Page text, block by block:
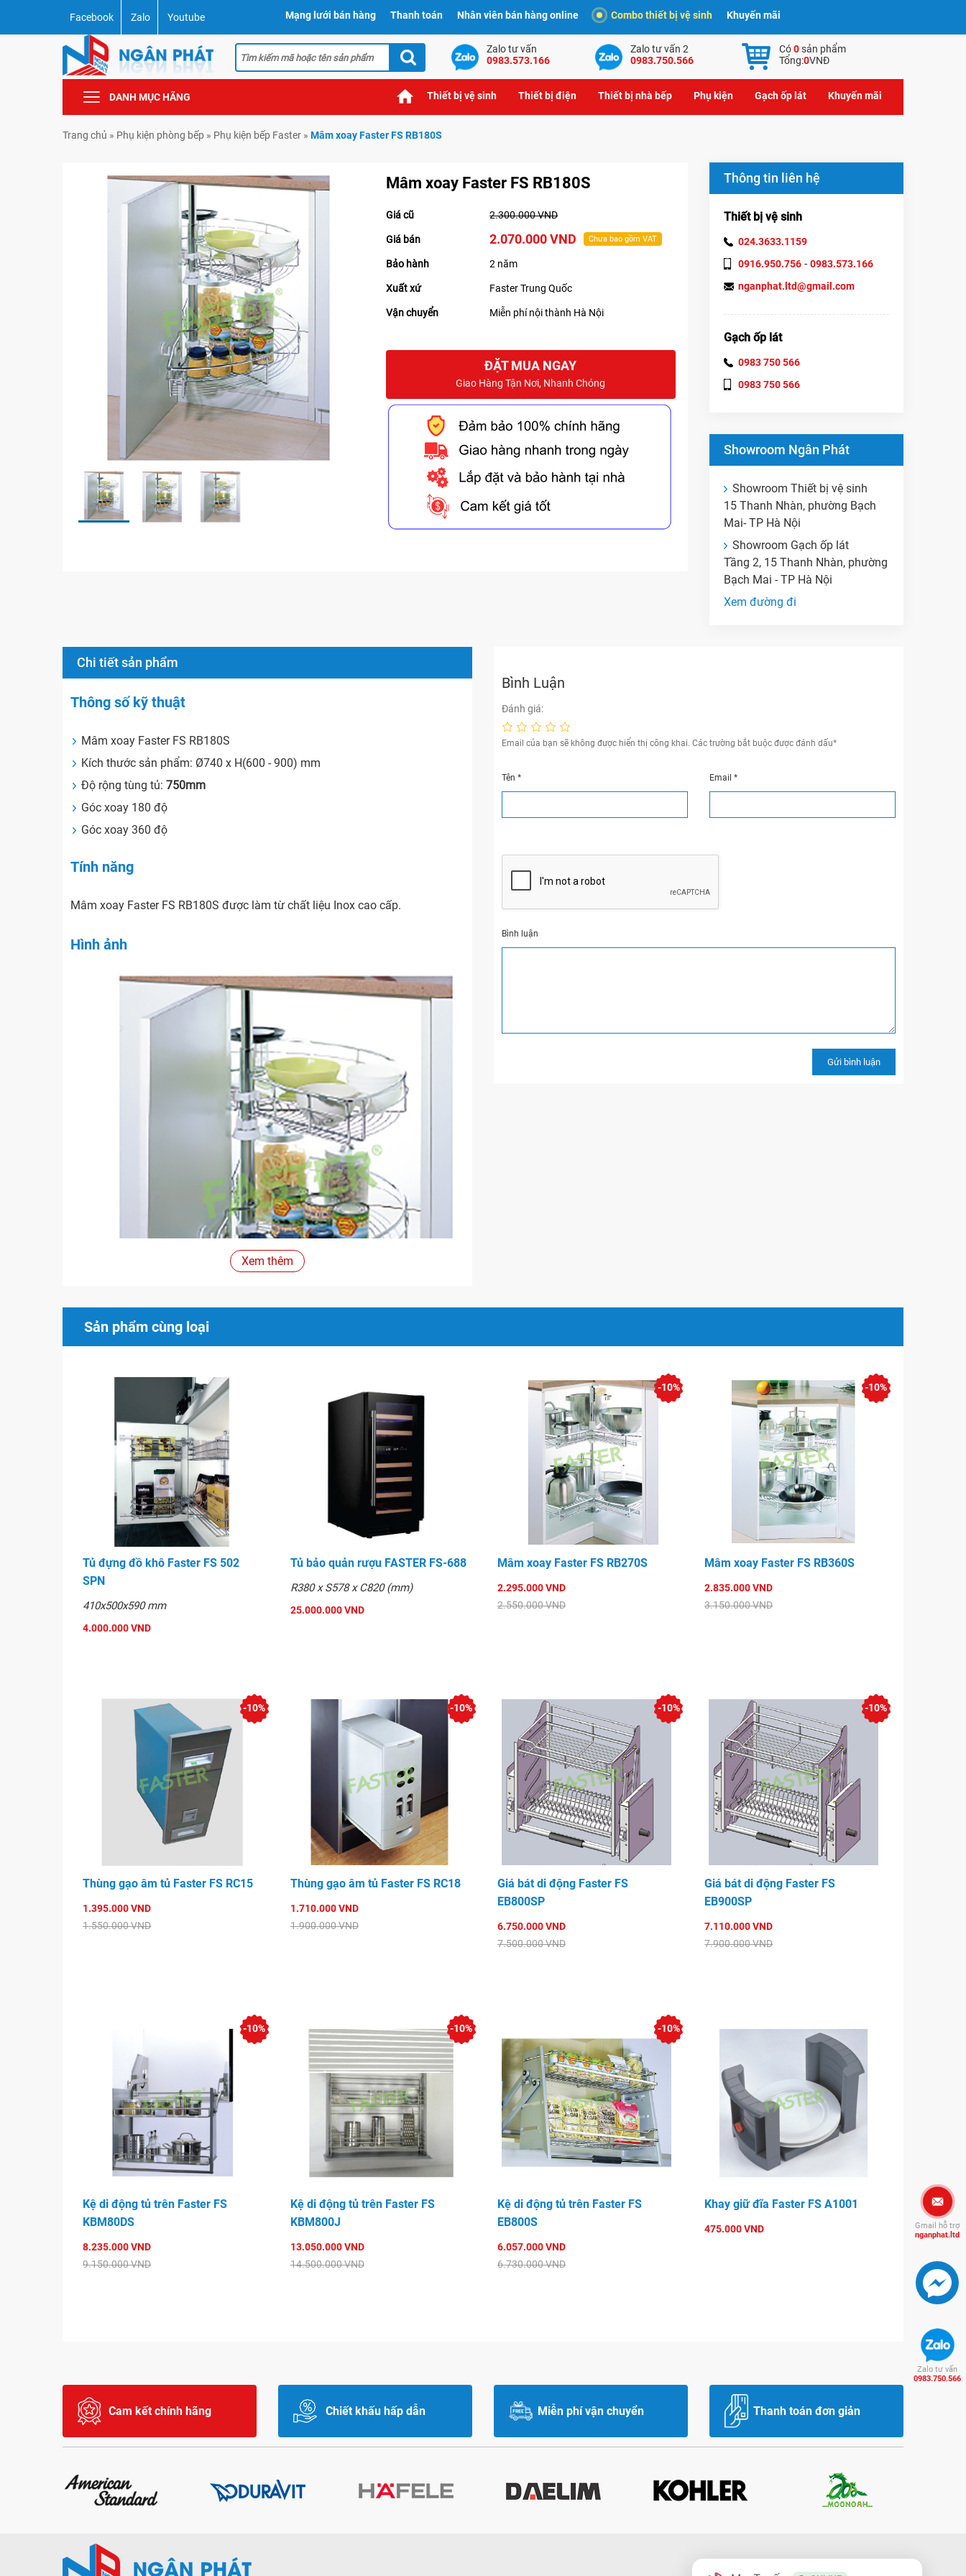
Facebook Zalo Youtube Mạng lưới bán hàng Thanh toán Nhân viên bán hàng online Combo thiết bị vệ sinh Khuyến mãi
Zalo tư vấn
0983.573.166
Zalo tư vấn 2
0983.750.566
Có0sản phẩm
Tổng:0VNĐ
DANH MỤC HÃNG Thiết bị vệ sinh Thiết bị điện Thiết bị nhà bếp Phụ kiện Gạch ốp lát Khuyến mãi
Trang chủ » Phụ kiện phòng bếp » Phụ kiện bếp Faster » Mâm xoay Faster FS RB180S
Mâm xoay Faster FS RB180S
Giá cũ 2.300.000 VND
Giá bán 2.070.000 VND Chưa bao gồm VAT
Bảo hành 2 năm
Xuất xứ Faster Trung Quốc
Vận chuyển Miễn phí nội thành Hà Nội
ĐẶT MUA NGAY
Giao Hàng Tận Nơi, Nhanh Chóng
Thông tin liên hệ
Thiết bị vệ sinh
024.3633.1159
0916.950.756 - 0983.573.166
nganphat.ltd@gmail.com
Gạch ốp lát
0983 750 566
0983 750 566
Showroom Ngân Phát
Showroom Thiết bị vệ sinh
15 Thanh Nhàn, phường Bạch
Mai- TP Hà Nội
Showroom Gạch ốp lát
Tầng 2, 15 Thanh Nhàn, phường
Bạch Mai - TP Hà Nội
Xem đường đi
Chi tiết sản phẩm
Thông số kỹ thuật
Mâm xoay Faster FS RB180S
Kích thước sản phẩm: Ø740 x H(600 - 900) mm
Độ rộng tùng tủ: 750mm
Góc xoay 180 độ
Góc xoay 360 độ
Tính năng
Mâm xoay Faster FS RB180S được làm từ chất liệu Inox cao cấp.
Hình ảnh
Xem thêm
Bình Luận
Đánh giá:
Email của bạn sẽ không được hiển thị công khai. Các trường bắt buộc được đánh dấu*
Tên* Email *
Bình luận
Sản phẩm cùng loại
Tủ đựng đồ khô Faster FS 502
SPN
410x500x590 mm
4.000.000 VND
Tủ bảo quản rượu FASTER FS-688
R380 x S578 x C820 (mm)
25.000.000 VND
Mâm xoay Faster FS RB270S
2.295.000 VND
2.550.000 VND
-10%
Mâm xoay Faster FS RB360S
2.835.000 VND
3.150.000 VND
-10%
Thùng gạo âm tủ Faster FS RC15
1.395.000 VND
1.550.000 VND
-10%
Thùng gạo âm tủ Faster FS RC18
1.710.000 VND
1.900.000 VND
-10%
Giá bát di động Faster FS
EB800SP
6.750.000 VND
7.500.000 VND
-10%
Giá bát di động Faster FS
EB900SP
7.110.000 VND
7.900.000 VND
-10%
Kệ di động tủ trên Faster FS
KBM80DS
8.235.000 VND
9.150.000 VND
-10%
Kệ di động tủ trên Faster FS
KBM800J
13.050.000 VND
14.500.000 VND
-10%
Kệ di động tủ trên Faster FS
EB800S
6.057.000 VND
6.730.000 VND
-10%
Khay giữ đĩa Faster FS A1001
475.000 VND
Cam kết chính hãng Chiết khấu hấp dẫn Miễn phí vận chuyển Thanh toán đơn giản
Gmail hỗ trợ
nganphat.ltd
Zalo tư vấn
0983.750.566